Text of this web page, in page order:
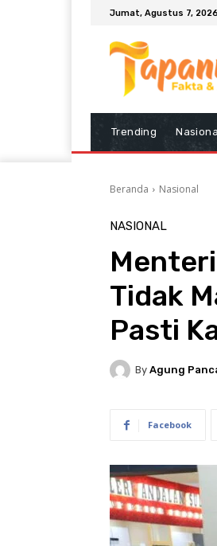
Jumat, Agustus 7, 2026
Trending
Beranda Nasional
NASIONAL
Tidak
Pasti
By Agung
Facebook